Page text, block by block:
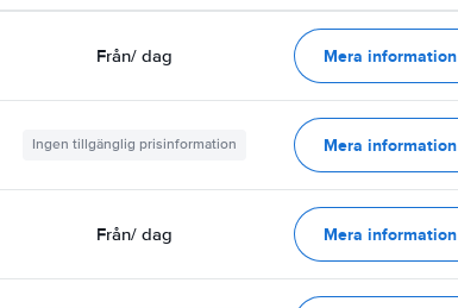
Från/ dag Mera information
Ingen tillgänglig prisinformation Mera information
Från/ dag Mera information